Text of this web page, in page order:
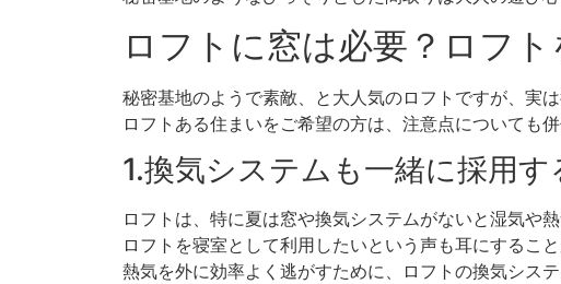
ロフトに窓は必要？ロフ
秘密基地のようで素敵、と大人気のロフトですが、実
ロフトある住まいをご希望の方は、注意点についても併
1.換気システムも一緒に採用す
ロフトは、特に夏は窓や換気システムがないと湿気や
ロフトを寝室として利用したいという声も耳にするこ
熱気を外に効率よく逃がすために、ロフトの換気システ